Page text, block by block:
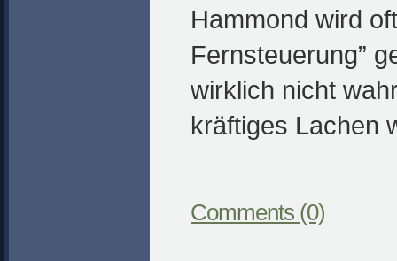
Hammond wird
Fernsteuerung”
wirklich nicht
kräftiges Lachen
Comments (0)